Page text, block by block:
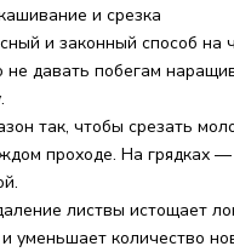
и срезка
и законный способ на
не давать побегам
так, чтобы срезать
проходе. На грядках
листвы истощает
уменьшает количество